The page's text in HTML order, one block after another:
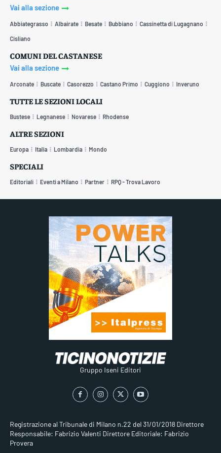
Vai alla sezione
Abbiategrasso Albairate Besate Bubbiano Cassinetta di Lugagnano
Cisliano
COMUNI DEL CASTANESE
Vai alla sezione
Arconate Buscate Casorezzo Castano Primo Cuggiono Inveruno
TUTTE LE SEZIONI LOCALI
Bustese Legnanese Novarese Rhodense
ALTRE SEZIONI
Europa Italia Lombardia Mondo
SPECIALI
Editoriali Eventi a Milano Partner RPQ - Trova Lavoro
Gruppo Iseni Editori
Registrazione al Tribunale di Milano n.22 del 31/01/2018 Direttore
Responsabile: Fabrizio Valenti Direttore Editoriale: Fabrizio
Provera